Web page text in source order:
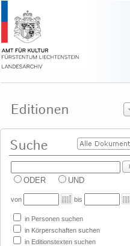
ODER UND
von bis
in Personen suchen
in Körperschaften suchen
in Editionstexten suchen